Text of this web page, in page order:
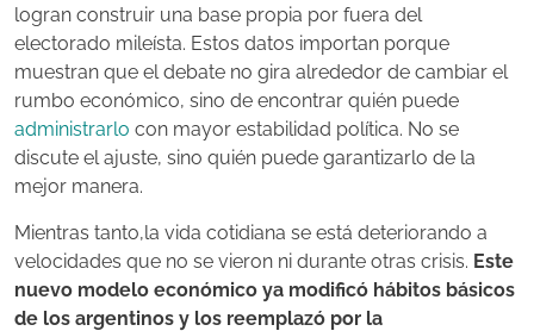
logran construir una base propia por fuera del
electorado mileísta. Estos datos importan porque
muestran que el debate no gira alrededor de cambiar el
rumbo económico, sino de encontrar quién puede
administrarlo con mayor estabilidad política. No se
discute el ajuste, sino quién puede garantizarlo de la
mejor manera.
Mientras tanto,la vida cotidiana se está deteriorando a
velocidades que no se vieron ni durante otras crisis. Este
nuevo modelo económico ya modificó hábitos básicos
de los argentinos y los reemplazó por la